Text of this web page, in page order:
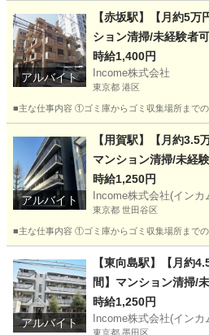
その他 時給
アルバイト
【赤坂駅】【月約5
ション清掃/未経験者
時給1,400円
Income株式会社
東京都 港区
■主な仕事内容 ①ゴミ庫からゴミ収集場所まで
その他 時給
アルバイト
【用賀駅】【月約3.5
マンション清掃/未経
時給1,250円
Income株式会社(インカ
東京都 世田谷区
■主な仕事内容 ①ゴミ庫からゴミ収集場所まで
その他 時給
アルバイト
【東向島駅】【月約
間】マンション清掃/
8)
時給1,250円
Income株式会社(インカ
東京都 墨田区